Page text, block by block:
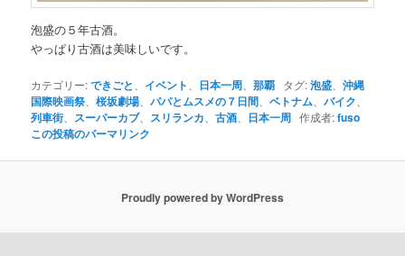
泡盛の５年古酒。
やっぱり古酒は美味しいです。
カテゴリー:できごと イベント 日本一周 、那覇 タグ:泡盛 、沖縄
国際映画祭 、桜坂劇場 、パパとムスメの７日間 、ベトナム 、バイク
列車街 スーパーカブ、 スリランカ 、古酒 日本一周 作成者:fuso
この投稿のパーマリンク
Proudly powered by WordPress